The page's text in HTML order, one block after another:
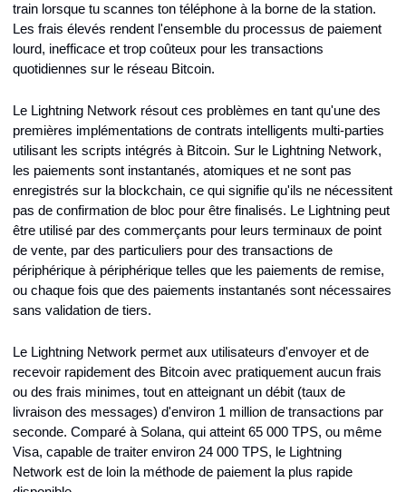
train lorsque tu scannes ton téléphone à la borne de la station.
Les frais élevés rendent l'ensemble du processus de paiement
lourd, inefficace et trop coûteux pour les transactions
quotidiennes sur le réseau Bitcoin.
Le Lightning Network résout ces problèmes en tant qu'une des
premières implémentations de contrats intelligents multi-parties
utilisant les scripts intégrés à Bitcoin. Sur le Lightning Network,
les paiements sont instantanés, atomiques et ne sont pas
enregistrés sur la blockchain, ce qui signifie qu'ils ne nécessitent
pas de confirmation de bloc pour être finalisés. Le Lightning peut
être utilisé par des commerçants pour leurs terminaux de point
de vente, par des particuliers pour des transactions de
périphérique à périphérique telles que les paiements de remise,
ou chaque fois que des paiements instantanés sont nécessaires
sans validation de tiers.
Le Lightning Network permet aux utilisateurs d'envoyer et de
recevoir rapidement des Bitcoin avec pratiquement aucun frais
ou des frais minimes, tout en atteignant un débit (taux de
livraison des messages) d'environ 1 million de transactions par
seconde. Comparé à Solana, qui atteint 65 000 TPS, ou même
Visa, capable de traiter environ 24 000 TPS, le Lightning
Network est de loin la méthode de paiement la plus rapide